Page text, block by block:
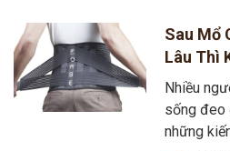
Sau Mổ
Lâu Thì
Nhiều
sống đeo
những